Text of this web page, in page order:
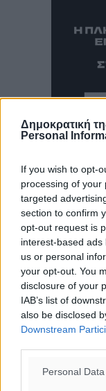
Δημοκρατική
Personal
If you wish to opt-
processing of your
targeted
section to confirm
opt-out request is
interest-based
us or personal
your opt-out. You
disclosure of your
IAB’s list of
also be disclosed
Downstream
Personal